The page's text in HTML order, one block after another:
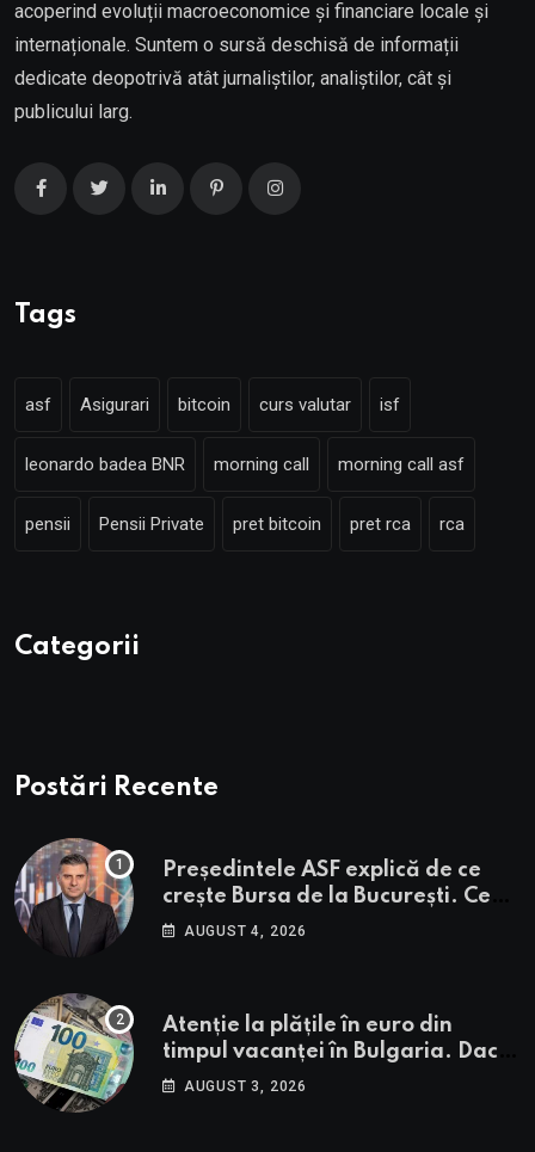
acoperind evoluții macroeconomice și financiare locale și
internaționale. Suntem o sursă deschisă de informații
dedicate deopotrivă atât jurnaliștilor, analiștilor, cât și
publicului larg.
Tags
asf Asigurari bitcoin curs valutar isf
leonardo badea BNR morning call morning call asf
pensii Pensii Private pret bitcoin pret rca rca
Categorii
Postări Recente
Președintele ASF explică de ce
crește Bursa de la București. Ce
urmează pentru BVB potrivit lui
AUGUST 4, 2026
Atenție la plățile în euro din
timpul vacanței în Bulgaria. Dacă
în România cele mai falsificate
AUGUST 3, 2026